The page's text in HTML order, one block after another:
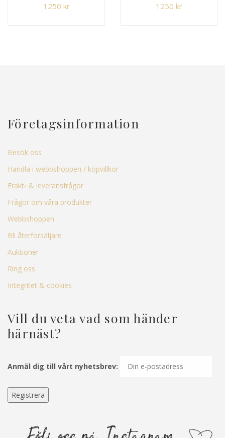
1250 kr
1250 kr
Företagsinformation
Besök oss
Handla i webbshoppen / köpvillkor
Frakt- & leveransfrågor
Frågor om våra produkter
Webbshoppen
Bli återförsäljare
Auktioner
Ring oss
Integritet & cookies
Vill du veta vad som händer
härnäst?
Anmäl dig till vårt nyhetsbrev: